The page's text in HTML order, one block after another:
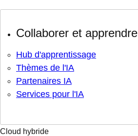
Collaborer et apprendre
Hub d'apprentissage
Thèmes de l'IA
Partenaires IA
Services pour l'IA
Cloud hybride